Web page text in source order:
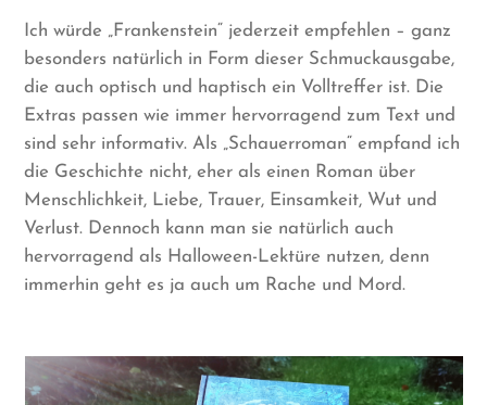
Ich würde „Frankenstein“ jederzeit empfehlen – ganz
besonders natürlich in Form dieser Schmuckausgabe,
die auch optisch und haptisch ein Volltreffer ist. Die
Extras passen wie immer hervorragend zum Text und
sind sehr informativ. Als „Schauerroman“ empfand ich
die Geschichte nicht, eher als einen Roman über
Menschlichkeit, Liebe, Trauer, Einsamkeit, Wut und
Verlust. Dennoch kann man sie natürlich auch
hervorragend als Halloween-Lektüre nutzen, denn
immerhin geht es ja auch um Rache und Mord.